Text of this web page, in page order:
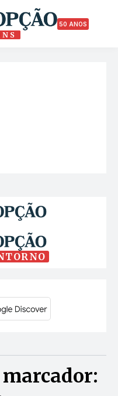
50 ANOS